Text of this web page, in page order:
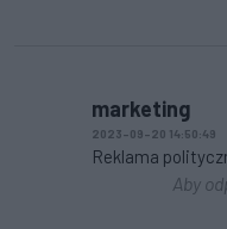
marketing
2023-09-20 14:50:49
Reklama
Aby